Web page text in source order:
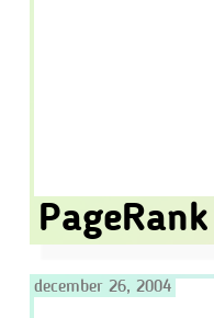
december 26, 2004